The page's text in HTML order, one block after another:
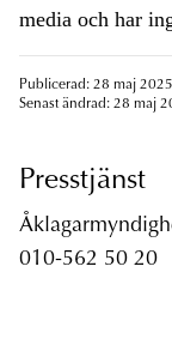
media och har
Publicerad: 28 maj
Senast ändrad: 28 maj
Presstjänst
010-562 50 20